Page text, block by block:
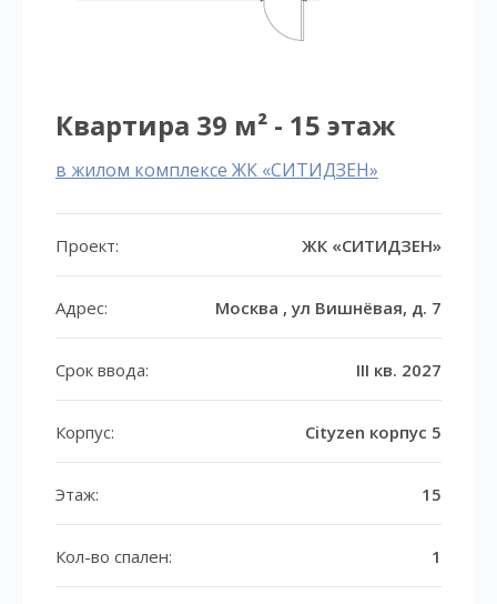
Квартира 39 м² - 15 этаж
в жилом комплексе ЖК «СИТИДЗЕН»
Проект: ЖК «СИТИДЗЕН»
Адрес: Москва , ул Вишнёвая, д. 7
Срок ввода: III кв. 2027
Корпус: Cityzen корпус 5
Этаж: 15
Кол-во спален: 1